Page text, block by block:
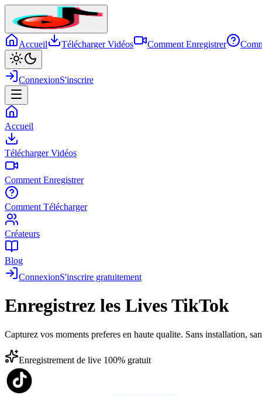
Accueil Télécharger Vidéos Comment Enregistrer
ConnexionS'inscrire
Accueil
Télécharger Vidéos
Comment Enregistrer
Comment Télécharger
Créateurs
Blog
ConnexionS'inscrire gratuitement
Enregistrez les Lives TikTok
Capturez vos moments preferes en haute qualite. Sans installation,
Enregistrement de live 100% gratuit